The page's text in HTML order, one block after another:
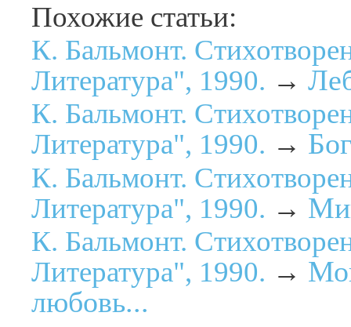
Похожие статьи:
К. Бальмонт.
Литература", 1990. →
К. Бальмонт.
Литература", 1990. →
К. Бальмонт.
Литература", 1990. →
К. Бальмонт.
Литература", 1990. →
любовь...